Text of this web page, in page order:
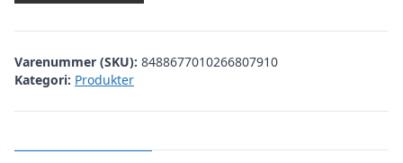
Varenummer (SKU): 8488677010266807910
Kategori: Produkter